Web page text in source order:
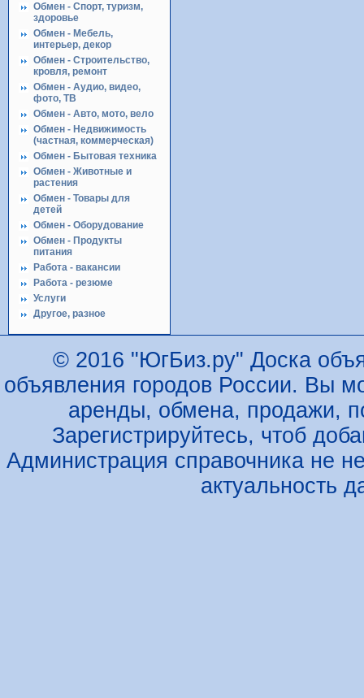
Обмен - Спорт, туризм,
здоровье
Обмен - Мебель,
интерьер, декор
Обмен - Строительство,
кровля, ремонт
Обмен - Аудио, видео,
фото, ТВ
Обмен - Авто, мото, вело
Обмен - Недвижимость
(частная, коммерческая)
Обмен - Бытовая техника
Обмен - Животные и
растения
Обмен - Товары для
детей
Обмен - Оборудование
Обмен - Продукты
питания
Работа - вакансии
Работа - резюме
Услуги
Другое, разное
© 2016 "ЮгБиз.ру" Доска
объявления городов России. Вы
аренды, обмена, продажи,
Зарегистрируйтесь, чтоб
Администрация справочника не
актуальность